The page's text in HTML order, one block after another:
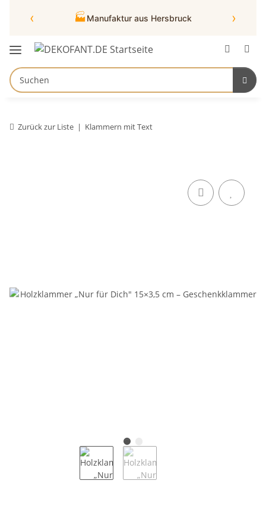
‹ 🏭 Manufaktur aus Hersbruck ›
Zurück zur Liste Klammern mit Text